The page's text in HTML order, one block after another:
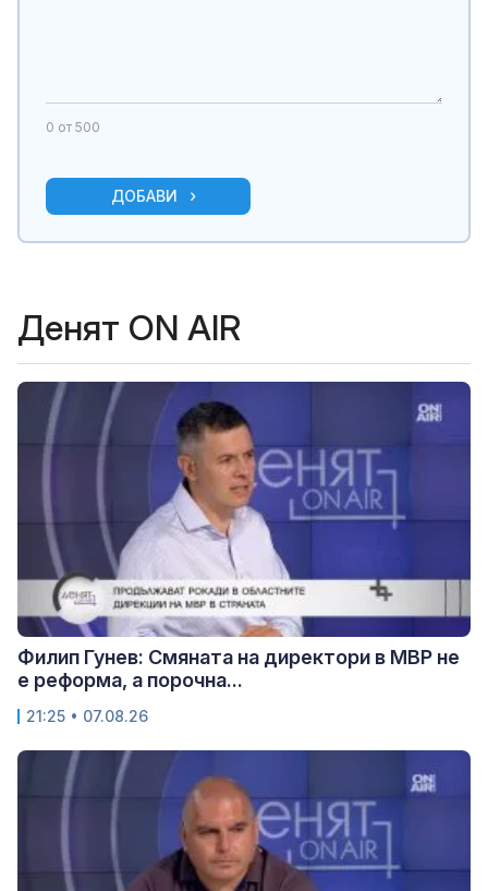
0 от 500
ДОБАВИ
Денят ON AIR
Филип Гунев: Смяната на директори в МВР не
е реформа, а порочна...
21:25 • 07.08.26